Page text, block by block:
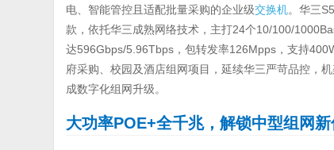
电、智能管控且适配批量采购的企业级交换机。华三
款，依托华三成熟网络技术，主打24个10/100/
达596Gbps/5.96Tbps，包转发率126Mpps，支持
府采购、校园及酒店组网项目，延续华三严苛品控，
成数字化组网升级。
大功率POE+全千兆，解锁中型组网